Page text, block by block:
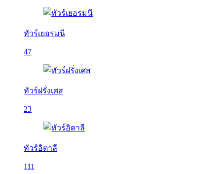
ทัวร์เยอรมนี
47
ทัวร์ฝรั่งเศส
23
ทัวร์อิตาลี
111